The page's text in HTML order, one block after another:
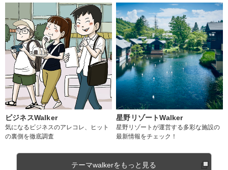
ビジネスWalker
気になるビジネスのアレコレ、ヒット
の裏側を徹底調査
星野リゾートWalker
星野リゾートが運営する多彩な施設の
最新情報をチェック！
テーマwalkerをもっと見る